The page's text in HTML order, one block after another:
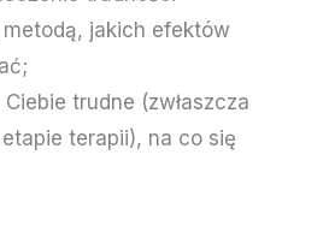
jakich efektów
trudne (zwłaszcza
terapii), na co się